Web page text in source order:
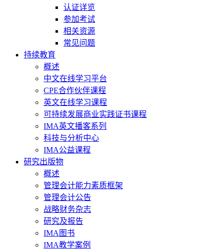
认证详览
参加考试
相关资源
常见问题
持续教育
概述
中文在线学习平台
CPE合作伙伴课程
英文在线学习课程
可持续发展商业实践证书课程
IMA英文播客系列
科技与分析中心
IMA公益课程
研究出版物
概述
管理会计能力素质框架
管理会计公告
战略财务杂志
研究及报告
IMA图书
IMA教学案例